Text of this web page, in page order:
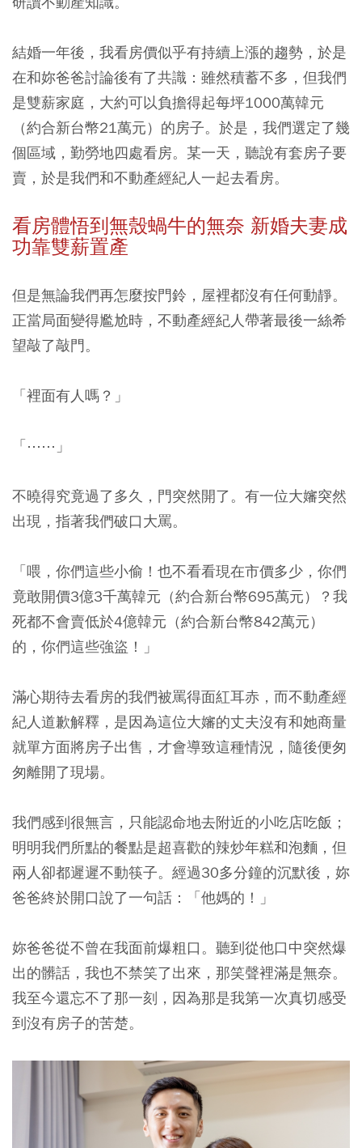
結婚一年後，我看房價似乎有持續上漲的趨勢，於是
在和妳爸爸討論後有了共識：雖然積蓄不多，但我們
是雙薪家庭，大約可以負擔得起每坪1000萬韓元
（約合新台幣21萬元）的房子。於是，我們選定了幾
個區域，勤勞地四處看房。某一天，聽說有套房子要
賣，於是我們和不動產經紀人一起去看房。
看房體悟到無殼蝸牛的無奈 新婚夫妻成
功靠雙薪置產
但是無論我們再怎麼按門鈴，屋裡都沒有任何動靜。
正當局面變得尷尬時，不動產經紀人帶著最後一絲希
望敲了敲門。
「裡面有人嗎？」
「⋯⋯」
不曉得究竟過了多久，門突然開了。有一位大嬸突然
出現，指著我們破口大罵。
「喂，你們這些小偷！也不看看現在市價多少，你們
竟敢開價3億3千萬韓元（約合新台幣695萬元）？我
死都不會賣低於4億韓元（約合新台幣842萬元）
的，你們這些強盜！」
滿心期待去看房的我們被罵得面紅耳赤，而不動產經
紀人道歉解釋，是因為這位大嬸的丈夫沒有和她商量
就單方面將房子出售，才會導致這種情況，隨後便匆
匆離開了現場。
我們感到很無言，只能認命地去附近的小吃店吃飯；
明明我們所點的餐點是超喜歡的辣炒年糕和泡麵，但
兩人卻都遲遲不動筷子。經過30多分鐘的沉默後，妳
爸爸終於開口說了一句話：「他媽的！」
妳爸爸從不曾在我面前爆粗口。聽到從他口中突然爆
出的髒話，我也不禁笑了出來，那笑聲裡滿是無奈。
我至今還忘不了那一刻，因為那是我第一次真切感受
到沒有房子的苦楚。